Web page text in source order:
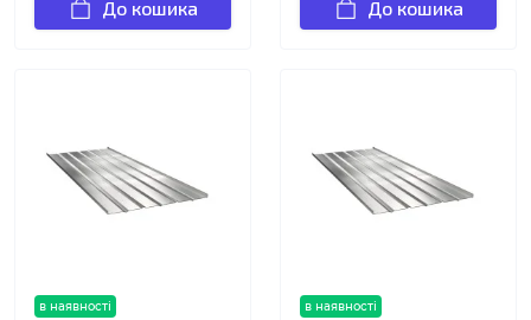
До кошика До кошика
в наявності в наявності